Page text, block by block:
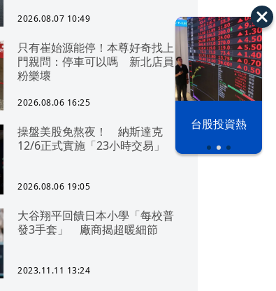
漢光42演習 台股投資熱
2026.08.07 10:49
只有崔始源能停！本尊好奇找上
門親問：停車可以嗎 新北店員
粉樂壞
2026.08.06 16:25
操盤美股免熬夜！ 納斯達克
12/6正式實施「23小時交易」
2026.08.06 19:05
大谷翔平回饋日本小學「每校普
發3手套」 廠商揭超暖細節
2023.11.11 13:24